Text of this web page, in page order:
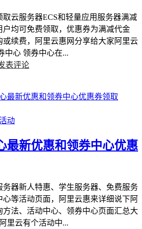
取云服务器ECS和轻量应用服务器满减
均可免费领取，优惠券为满减代金
续费，阿里云惠网分享给大家阿里云
中心 领券中心在...
表评论
动
最新优惠和领券中心优惠
务器新人特惠、学生服务器、免费服务
等活动页面，阿里云惠来详细说下阿
方法、活动中心、领券中心页面汇总大
里云有个活动中...